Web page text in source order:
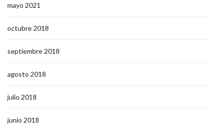
mayo 2021
octubre 2018
septiembre 2018
agosto 2018
julio 2018
junio 2018